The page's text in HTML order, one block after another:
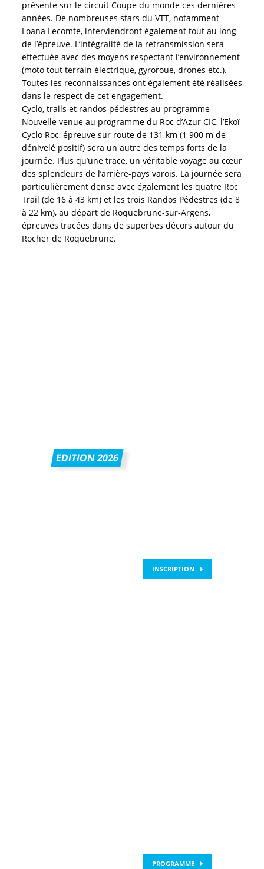
présente sur le circuit Coupe du monde ces dernières
années. De nombreuses stars du VTT, notamment
Loana Lecomte, interviendront également tout au long
de l’épreuve. L’intégralité de la retransmission sera
effectuée avec des moyens respectant l’environnement
(moto tout terrain électrique, gyroroue, drones etc.).
Toutes les reconnaissances ont également été réalisées
dans le respect de cet engagement.
Cyclo, trails et randos pédestres au programme
Nouvelle venue au programme du Roc d’Azur CIC, l’Ekoï
Cyclo Roc, épreuve sur route de 131 km (1 900 m de
dénivelé positif) sera un autre des temps forts de la
journée. Plus qu’une trace, un véritable voyage au cœur
des splendeurs de l’arrière-pays varois. La journée sera
particulièrement dense avec également les quatre Roc
Trail (de 16 à 43 km) et les trois Randos Pédestres (de 8
à 22 km), au départ de Roquebrune-sur-Argens,
épreuves tracées dans de superbes décors autour du
Rocher de Roquebrune.
EDITION 2026
INSCRIPTION
PROGRAMME